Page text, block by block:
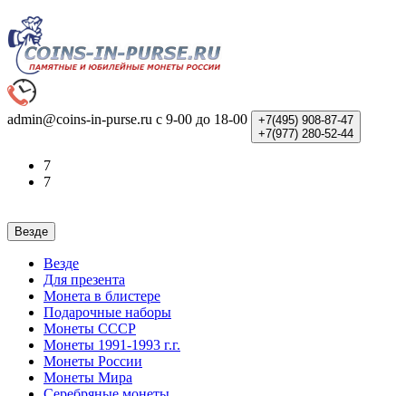
admin@coins-in-purse.ru с 9-00 до 18-00 +7(495) 908-87-47
+7(977) 280-52-44
7
7
Везде
Везде
Для презента
Монета в блистере
Подарочные наборы
Монеты СССР
Монеты 1991-1993 г.г.
Монеты России
Монеты Мира